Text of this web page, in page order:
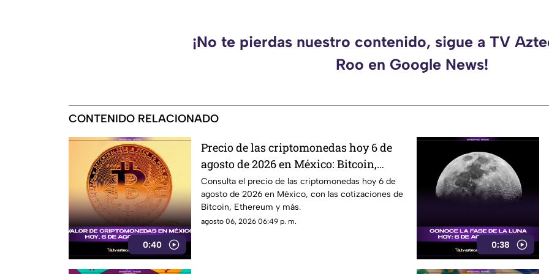
¡No te pierdas nuestro contenido, sigue a TV
Roo en Google News!
CONTENIDO RELACIONADO
0:40
Precio de las criptomonedas hoy 6 de
agosto de 2026 en México: Bitcoin,
Ethereum y más
Consulta el precio de las criptomonedas hoy 6 de
agosto de 2026 en México, con las cotizaciones de
Bitcoin, Ethereum y más.
agosto 06, 2026 06:49 p. m.
0:38